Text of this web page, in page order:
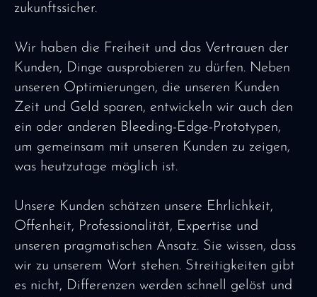
zukunftssicher.
Wir haben die Freiheit und das Vertrauen der
Kunden, Dinge ausprobieren zu dürfen. Neben
unseren Optimierungen, die unseren Kunden
Zeit und Geld sparen, entwickeln wir auch den
ein oder anderen Bleeding-Edge-Prototypen,
um gemeinsam mit unseren Kunden zu zeigen,
was heutzutage möglich ist.
Unsere Kunden schätzen unsere Ehrlichkeit,
Offenheit, Professionalität, Expertise und
unseren pragmatischen Ansatz. Sie wissen, dass
wir zu unserem Wort stehen. Streitigkeiten gibt
es nicht, Differenzen werden schnell gelöst und